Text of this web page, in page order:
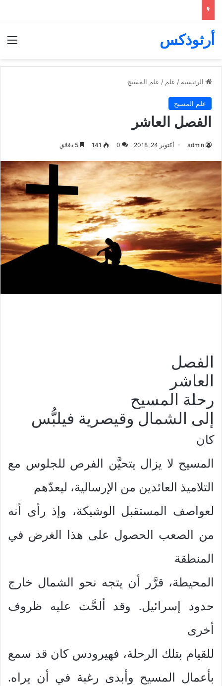
أرثوذكس
الرئيسية / علم / علم المسيح
علم المسيح
الفصل العاشر
admin أكتوبر 24, 2018 0
141
الفصل
العاشر
رحلة المسيح
إلى الشمال وقيصرية فيلبُّس
كان
المسيح لا يزال يتحيَّن الفرص للجلوس مع
التلاميذ العائدين من الإرسالية، ليعدّهم
لعواصف المستقبل الوشيكة، وإذ رأى أنه
من الصعب الحصول على هذا الغرض في
المنطقة
المحيطة، قرَّر أن يتجه نحو الشمال خارج
حدود إسرائيل. وقد ألحَّت عليه ظروف
أخرى
للقيام بتلك الرحلة، فهيرودس كان قد سمع
بأعمال المسيح وأبدى رغبة في أن يراه.